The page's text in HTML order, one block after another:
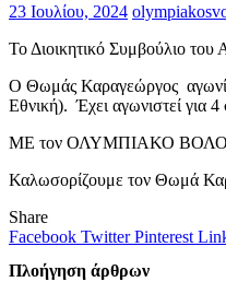
23 Ιουλίου, 2024
Το Διοικητικό Συμβούλιο
Ο Θωμάς Καραγεώργος
Εθνική). Έχει αγωνιστεί
ΜΕ τον ΟΛΥΜΠΙΑΚΟ ΒΟΛΟΥ το
Καλωσορίζουμε τον Θωμά
Share
Facebook TwitterPinterest
Πλοήγηση άρθρων